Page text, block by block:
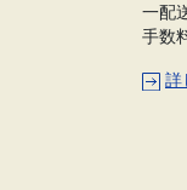
一配
手数
詳